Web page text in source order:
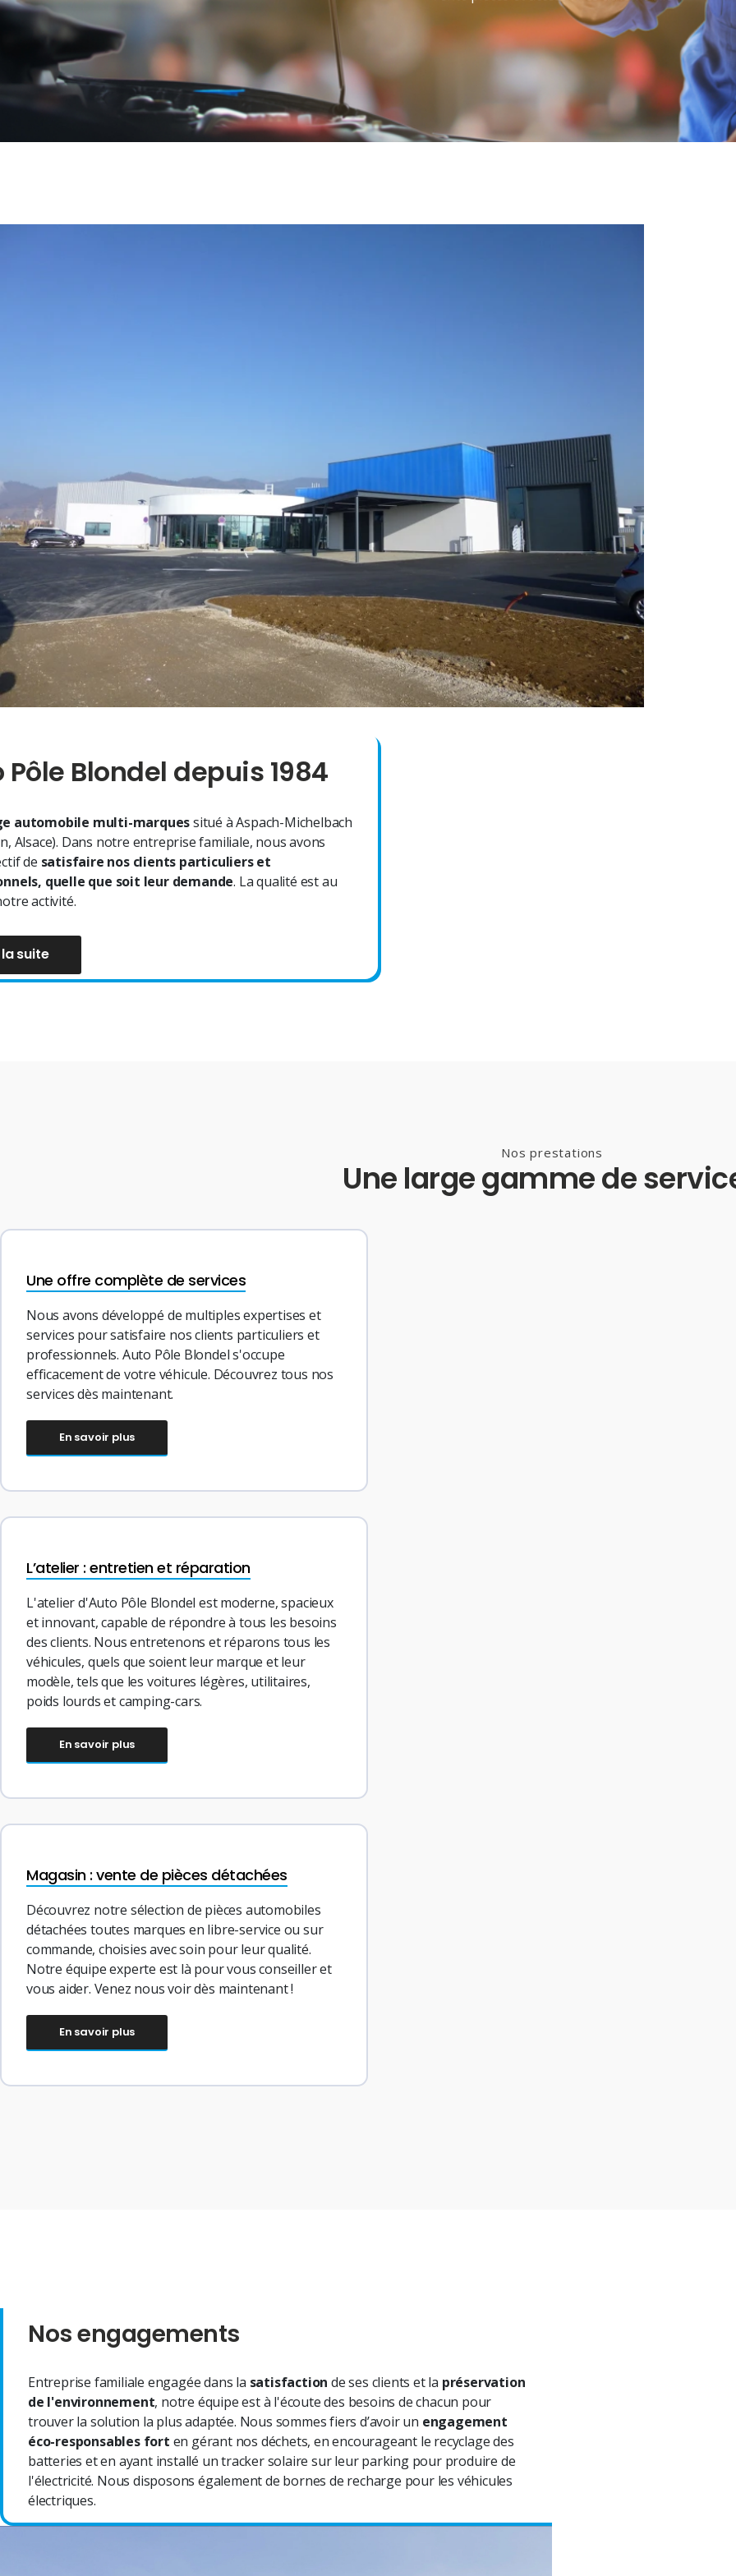
Pôle Blondel depuis 1984
automobile multi-marquessitué à Aspach-Michelbach
Alsace). Dans notre entreprise familiale, nous avons
de satisfaire nos clients particuliers et
quelle que soit leur demande. La qualité est au
activité.
suite
Nos prestations
Une large gamme de
Une offre complète de services
Nous avons développé de multiples expertises et
services pour satisfaire nos clients particuliers et
professionnels. Auto Pôle Blondel s'occupe
efficacement de votre véhicule. Découvrez tous nos
services dès maintenant.
En savoir plus
L’atelier : entretien et réparation
L'atelier d'Auto Pôle Blondel est moderne, spacieux
et innovant, capable de répondre à tous les besoins
des clients. Nous entretenons et réparons tous les
véhicules, quels que soient leur marque et leur
modèle, tels que les voitures légères, utilitaires,
poids lourds et camping-cars.
En savoir plus
Magasin : vente de pièces détachées
Découvrez notre sélection de pièces automobiles
détachées toutes marques en libre-service ou sur
commande, choisies avec soin pour leur qualité.
Notre équipe experte est là pour vous conseiller et
vous aider. Venez nous voir dès maintenant !
En savoir plus
Nos engagements
Entreprise familiale engagée dans la satisfactionde ses clients et la préservation
de l'environnement, notre équipe est à l'écoute des besoins de chacun pour
trouver la solution la plus adaptée. Nous sommes fiers d’avoir un engagement
éco-responsables fort en gérant nos déchets, en encourageant le recyclage des
batteries et en ayant installé un tracker solaire sur leur parking pour produire de
l'électricité. Nous disposons également de bornes de recharge pour les véhicules
électriques.